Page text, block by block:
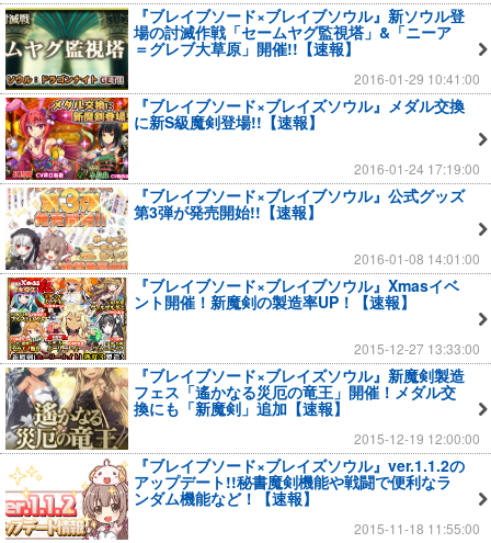
『ブレイブソード×ブレイブソウル』新ソウル登
場の討滅作戦「セームヤグ監視塔」&「ニーア
＝グレブ大草原」開催!!【速報】
2016-01-29 10:41:00
『ブレイブソード×ブレイズソウル』メダル交換
に新S級魔剣登場!!【速報】
2016-01-24 17:19:00
『ブレイブソード×ブレイブソウル』公式グッズ
第3弾が発売開始!!【速報】
2016-01-08 14:01:00
『ブレイブソード×ブレイブソウル』Xmasイベ
ント開催！新魔剣の製造率UP！【速報】
2015-12-27 13:33:00
『ブレイブソード×ブレイズソウル』新魔剣製造
フェス「遙かなる災厄の竜王」開催！メダル交
換にも「新魔剣」追加【速報】
2015-12-19 12:00:00
『ブレイブソード×ブレイズソウル』ver.1.1.2の
アップデート!!秘書魔剣機能や戦闘で便利なラ
ンダム機能など！【速報】
2015-11-18 11:55:00